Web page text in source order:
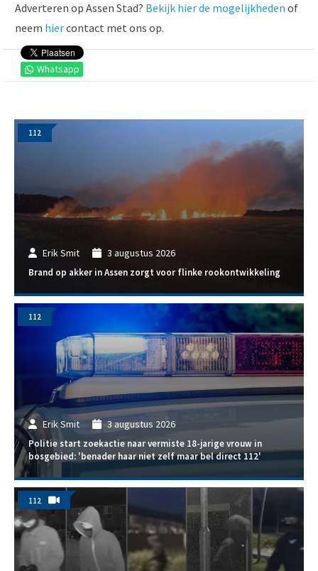
Whatsapp
Adverteren op Assen Stad? Bekijk hier de mogelijkheden of
neem hiercontact met ons op.
Erik Smit 3 augustus 2026
Brand op akker in Assen zorgt voor flinke rookontwikkeling
112
Erik Smit 3 augustus 2026
Politie start zoekactie naar vermiste 18-jarige vrouw in
bosgebied: 'benader haar niet zelf maar bel direct 112'
112
112